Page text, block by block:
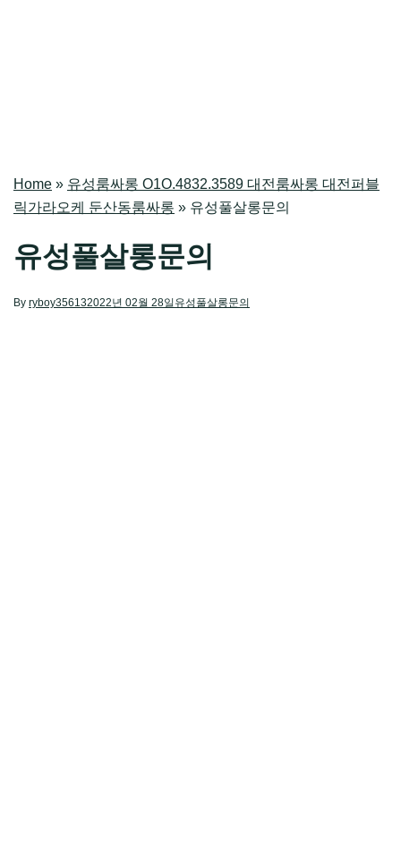
Home » 유성룸싸롱 O1O.4832.3589 대전룸싸롱 대전퍼블
릭가라오케 둔산동룸싸롱 » 유성풀살롱문의
유성풀살롱문의
By ryboy356132022년 02월 28일 유성풀살롱문의